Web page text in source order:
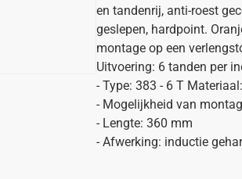
en tandenrij, anti-roest
geslepen, hardpoint.
montage op een
Uitvoering: 6 tanden per
- Type: 383 - 6 T
- Mogelijkheid van
- Lengte: 360 mm
- Afwerking: inductie